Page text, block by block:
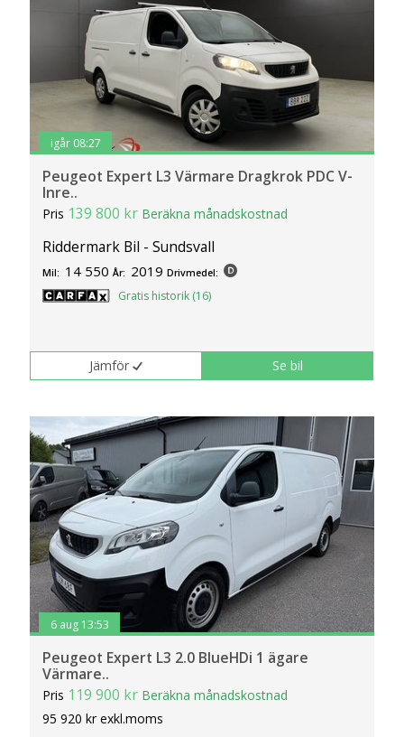
igår 08:27
Peugeot Expert L3 Värmare Dragkrok PDC V-
Inre..
Pris 139 800 kr Beräkna månadskostnad
Riddermark Bil - Sundsvall
Mil: 14 550 År: 2019 Drivmedel:
Gratis historik (16)
Jämför Se bil
6 aug 13:53
Peugeot Expert L3 2.0 BlueHDi 1 ägare
Värmare..
Pris 119 900 kr Beräkna månadskostnad
95 920 kr exkl.moms